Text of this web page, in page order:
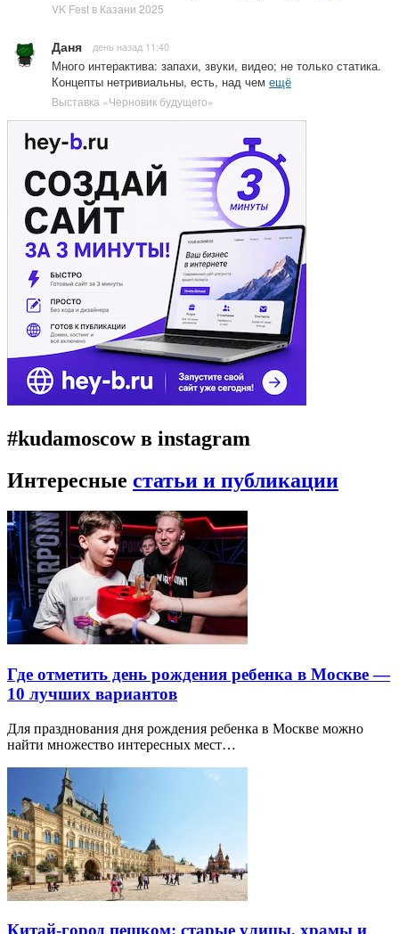
VK Fest в Казани 2025
Даня день назад 11:40
Много интерактива: запахи, звуки, видео; не только статика.
Концепты нетривиальны, есть, над чем ещё
Выставка «Черновик будущего»
#kudamoscow в instagram
Интересные статьи и публикации
Где отметить день рождения ребенка в Москве —
10 лучших вариантов
Для празднования дня рождения ребенка в Москве можно
найти множество интересных мест…
Китай-город пешком: старые улицы, храмы и